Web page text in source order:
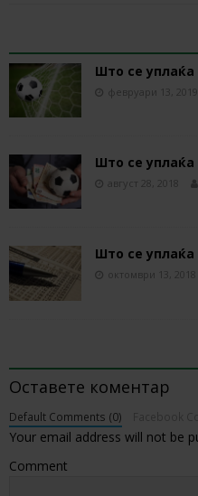
Што се уплаќа
февруари 13, 2019
Што се уплаќа
август 28, 2018
Што се уплаќа
октомври 13, 2018
Оставете коментар
Default Comments (0)
Your email address will not be
Comment